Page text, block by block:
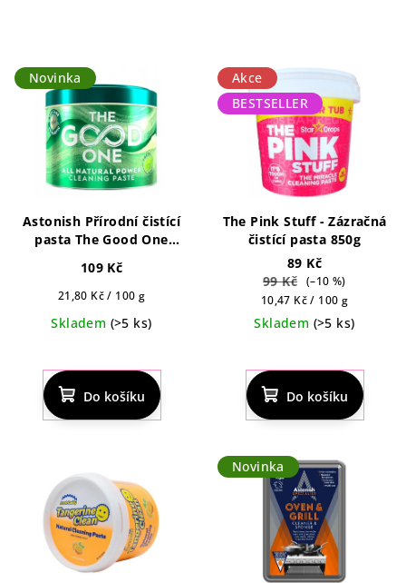
Novinka
Astonish Přírodní čistící
pasta The Good One
109 Kč
Měrná
21,80 Kč / 100 g
Skladem (>5 ks)
hodnocení
produktu
je
5,0
hvězdiček.
Do košíku
Akce
BESTSELLER
The Pink Stuff - Zázračná
čistící pasta 850g
89 Kč
99 Kč (–10 %)
Měrná
cena:
10,47 Kč / 100 g
Skladem (>5 ks)
hodnocení
produktu
je
4,5
5
hvězdiček.
Do košíku
Novinka